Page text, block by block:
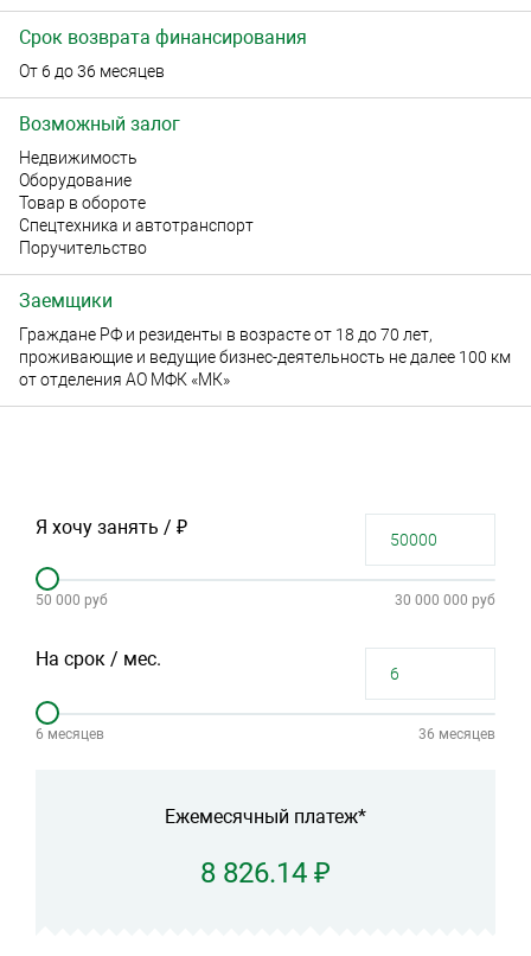
Срок возврата финансирования
От 6 до 36 месяцев
Возможный залог
Недвижимость
Оборудование
Товар в обороте
Спецтехника и автотранспорт
Поручительство
Заемщики
Граждане РФ и резиденты в возрасте от 18 до 70 лет,
проживающие и ведущие бизнес-деятельность не далее 100 км
от отделения АО МФК «МК»
Я хочу занять / ₽
50 000 руб 30 000 000 руб
На срок / мес.
6 месяцев 36 месяцев
Ежемесячный платеж*
8 826.14 ₽